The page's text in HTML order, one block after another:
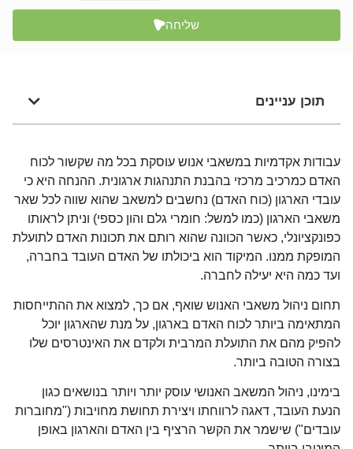
שליחה
תוכן עניינים
עבודות אקדמיות במשאבי אנוש עוסקת בכל מה שקשור לכוח
האדם כמרכיב מרכזי בהבנת התנהגות ארגונית. ההנחה היא כי
עובדי הארגון (כוח האדם) נחשבים למשאב שהוא שווה לכל שאר
משאבי הארגון (כמו למשל: חומרי גלם והון כספי) וניתן לראותו
כפונקציונלי, כאשר הכוונה שהוא רותם את תכונות האדם לתועלת
המופקת ממנו. המיקוד הוא ביכולתו של האדם העובד בחברה,
ועד כמה היא יעילה לחברה.
תחום ניהול משאבי האנוש שואף, אם כך, למצוא את ההתייחסות
המתאימה ביותר לכוח האדם בארגון, על מנת שהארגון יוכל
להפיק מהם את התועלת המרבית ולקדם את האינטרסים שלו
בצורה הטובה ביותר.
בימינו, ניהול המשאב האנושי עוסק יותר ויותר בנושאים כגון
הנעת העובד, דאגה לרווחתו ויצירת תחושת מחויבות ("מחוברות
עובדים") שישמר את הקשר הרציף בין האדם והארגון באופן